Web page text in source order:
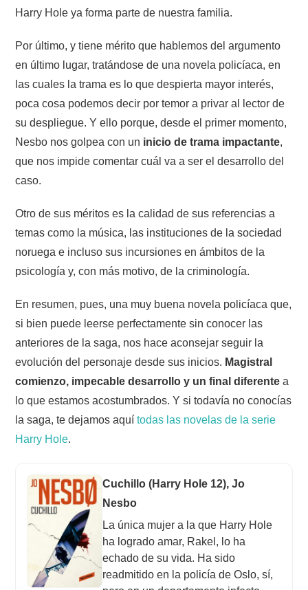
Harry Hole ya forma parte de nuestra familia.
Por último, y tiene mérito que hablemos del argumento
en último lugar, tratándose de una novela policíaca, en
las cuales la trama es lo que despierta mayor interés,
poca cosa podemos decir por temor a privar al lector de
su despliegue. Y ello porque, desde el primer momento,
Nesbo nos golpea con un inicio de trama impactante,
que nos impide comentar cuál va a ser el desarrollo del
caso.
Otro de sus méritos es la calidad de sus referencias a
temas como la música, las instituciones de la sociedad
noruega e incluso sus incursiones en ámbitos de la
psicología y, con más motivo, de la criminología.
En resumen, pues, una muy buena novela policíaca que,
si bien puede leerse perfectamente sin conocer las
anteriores de la saga, nos hace aconsejar seguir la
evolución del personaje desde sus inicios. Magistral
comienzo, impecable desarrollo y un final diferente a
lo que estamos acostumbrados. Y si todavía no conocías
la saga, te dejamos aquítodas las novelas de la serie
Harry Hole.
Cuchillo (Harry Hole 12), Jo
Nesbo
La única mujer a la que Harry Hole
ha logrado amar, Rakel, lo ha
echado de su vida. Ha sido
readmitido en la policía de Oslo, sí,